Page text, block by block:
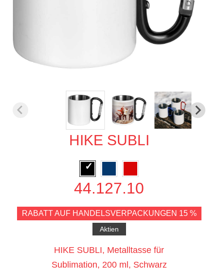
HIKE SUBLI
44.127.10
RABATT AUF HANDELSVERPACKUNGEN 15 %
Aktien
HIKE SUBLI, Metalltasse für
Sublimation, 200 ml, Schwarz